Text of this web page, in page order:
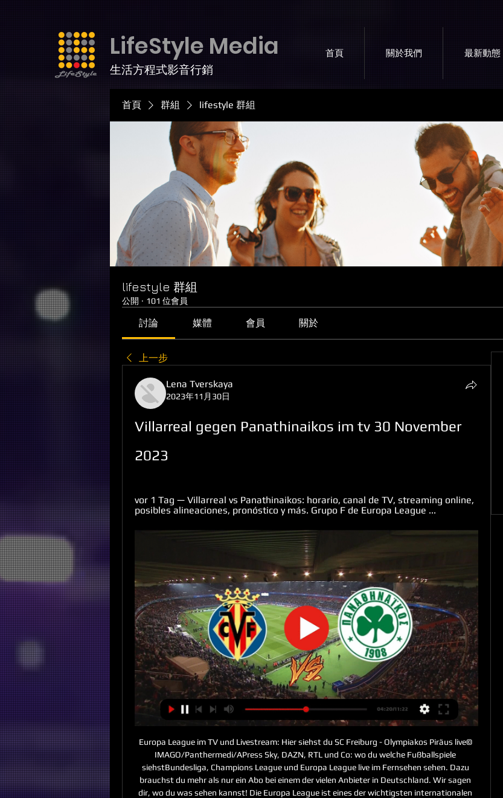
LifeStyle Media
生活方程式影音行銷
首頁 關於我們 最新動態
首頁 群組 lifestyle 群組
lifestyle 群組
公開 · 101 位會員
討論 媒體 會員 關於
上一步
Lena Tverskaya
2023年11月30日
Villarreal gegen Panathinaikos im tv 30 November
2023
vor 1 Tag — Villarreal vs Panathinaikos: horario, canal de TV, streaming online,
posibles alineaciones, pronóstico y más. Grupo F de Europa League ...
Europa League im TV und Livestream: Hier siehst du SC Freiburg - Olympiakos Piräus live©
IMAGO/Panthermedi/APress Sky, DAZN, RTL und Co: wo du welche Fußballspiele
siehstBundesliga, Champions League und Europa League live im Fernsehen sehen. Dazu
brauchst du mehr als nur ein Abo bei einem der vielen Anbieter in Deutschland. Wir sagen
dir, wo du was sehen kannst! Die Europa League ist eines der wichtigsten internationalen